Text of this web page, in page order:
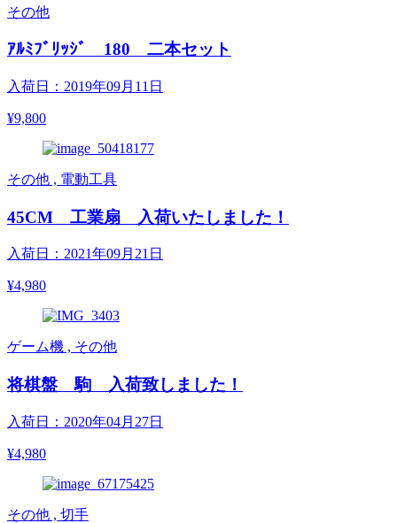
その他
ｱﾙﾐﾌﾞﾘｯｼﾞ 180 二本セット
入荷日：2019年09月11日
¥9,800
その他 , 電動工具
45CM 工業扇 入荷いたしました！
入荷日：2021年09月21日
¥4,980
ゲーム機 , その他
将棋盤 駒 入荷致しました！
入荷日：2020年04月27日
¥4,980
その他 , 切手